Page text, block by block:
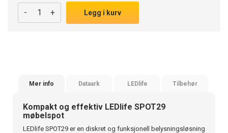
- + Legg i kurv
Mer info Dataark LEDlife Tilbehør
Kompakt og effektiv LEDlife SPOT29
møbelspot
LEDlife SPOT29 er en diskret og funksjonell belysningsløsning